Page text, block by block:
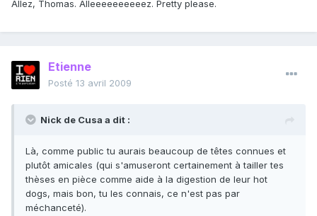
Allez, Thomas. Alleeeeeeeeeez. Pretty please.
Etienne
Posté 13 avril 2009
Nick de Cusa a dit :
Là, comme public tu aurais beaucoup de têtes connues et
plutôt amicales (qui s'amuseront certainement à tailler tes
thèses en pièce comme aide à la digestion de leur hot
dogs, mais bon, tu les connais, ce n'est pas par
méchanceté).